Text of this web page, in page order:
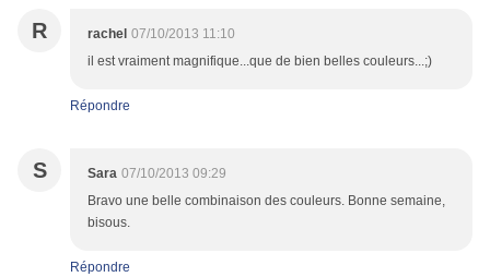
R rachel 07/10/2013 11:10
il est vraiment magnifique...que de bien belles couleurs...;)
Répondre
S Sara 07/10/2013 09:29
Bravo une belle combinaison des couleurs. Bonne semaine,
bisous.
Répondre